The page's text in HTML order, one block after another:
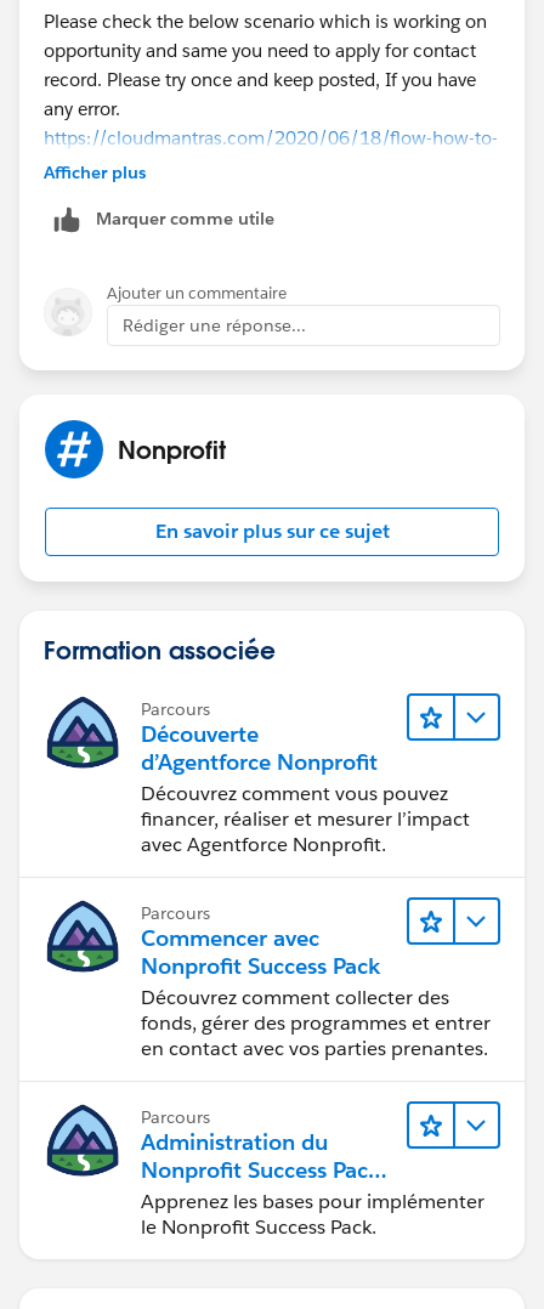
Please check the below scenario which is working on
opportunity and same you need to apply for contact
record. Please try once and keep posted, If you have
any error.
https://cloudmantras.com/2020/06/18/flow-how-to-
auto-create-a-task-whenever-an-opportunity-is-
Afficher plus
Marquer comme utile
Ajouter un commentaire
Rédiger une réponse...
Nonprofit
En savoir plus sur ce sujet
Formation associée
Parcours
Découverte
d’Agentforce Nonprofit
Découvrez comment vous pouvez
financer, réaliser et mesurer l’impact
avec Agentforce Nonprofit.
Parcours
Commencer avec
Nonprofit Success Pack
Découvrez comment collecter des
fonds, gérer des programmes et entrer
en contact avec vos parties prenantes.
Parcours
Administration du
Nonprofit Success Pack
(NPSP)
Apprenez les bases pour implémenter
le Nonprofit Success Pack.